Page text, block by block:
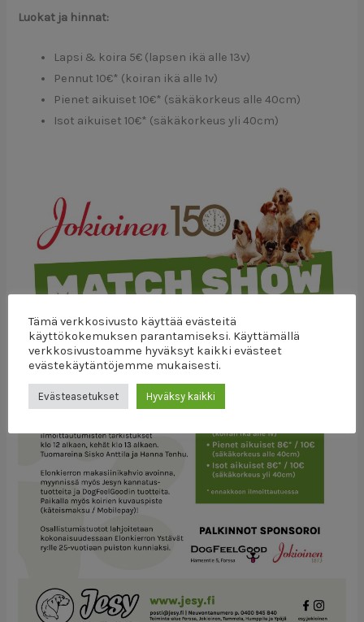
Luokat ja hinnat:
Lapsi & koira 5€ (lapsen ikä alle 13v)
Pennut 10€* (koiran ikä alle 1v)
Pienet aikuiset 10€* (säkäkorkeus alle 40cm)
Isot aikuiset 10€* (säkäkorkeus yli 40cm)
Tämä verkkosivusto käyttää evästeitä
käyttökokemuksen parantamiseksi. Käyttämällä
verkkosivustoamme hyväksyt kaikki evästeet
evästekäytäntöjemme mukaisesti.
Evästeasetukset Hyväksy kaikki